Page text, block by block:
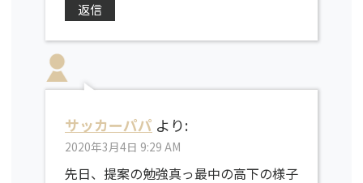
返信
サッカーパパ より:
2020年3月4日 9:29 AM
先日、提案の勉強真っ最中の高下の様子